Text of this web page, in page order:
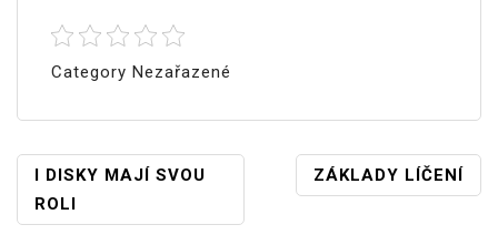
Category Nezařazené
Navigace
Pro
I DISKY MAJÍ SVOU
ROLI
ZÁKLADY LÍČENÍ